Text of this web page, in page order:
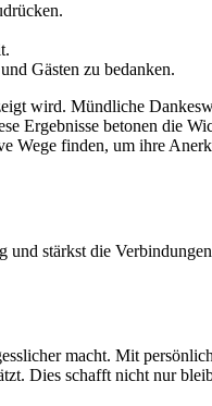
Gästen zu bedanken.
wird. Mündliche
Ergebnisse betonen die
Wege finden, um ihre
stärkst die
macht. Mit
Dies schafft nicht nur